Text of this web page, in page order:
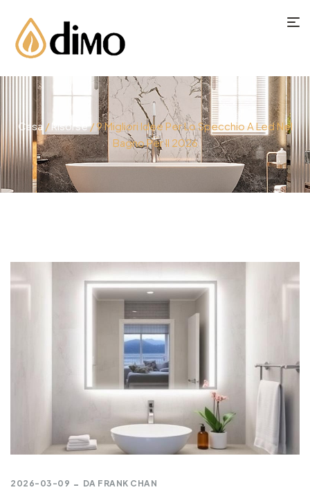
Casa /Risorse/ 9 Migliori Idee Per Lo Specchio A Led Nel
Bagno Per Il 2026
2026-03-09 DA FRANK CHAN